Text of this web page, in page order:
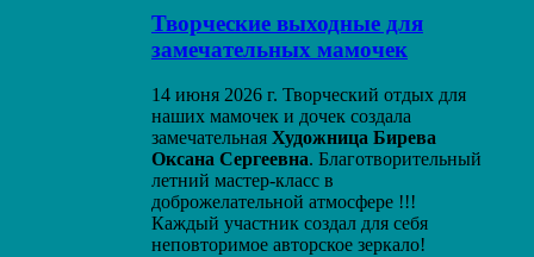
Творческие выходные для
замечательных мамочек
14 июня 2026 г. Творческий отдых для
наших мамочек и дочек создала
замечательная Художница Бирева
Оксана Сергеевна. Благотворительный
летний мастер-класс в
доброжелательной атмосфере !!!
Каждый участник создал для себя
неповторимое авторское зеркало!